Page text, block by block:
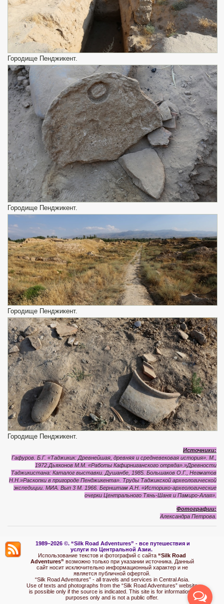
Городище Пенджикент.
Городище Пенджикент.
Городище Пенджикент.
Городище Пенджикент.
Источники:
Гафуров. Б.Г. «Таджикик: Древнейшая, древняя и средневековая история». М.,
1972.Дьяконов М.М. «Работы Кафирниганского отряда».»Древности
Таджикистана: Каталог выставки. Душанбе, 1985. Большаков О.Г., Негматов
Н.Н.»Раскопки в пригороде Пенджикента». Труды Таджикской археологической
экспедиции. МИА. Вып 3 М. 1966. Бернштам А.Н. «Историко-археологические
очерки Центрального Тянь-Шаня и Памиро-Алая».
Фотографии:
Александра Петрова
1989–2026 ©. “Silk Road Adventures” - все путешествия и
услуги по Центральной Азии.
Использование текстов и фотографий с сайта “Silk Road
Adventures” возможно только при указании источника. Данный
сайт носит исключительно информационный характер и не
является публичной офертой.
“Silk Road Adventures” - all travels and services in Central Asia.
Use of texts and photographs from the “Silk Road Adventures” website
is possible only if the source is indicated. This site is for informational
purposes only and is not a public offer.